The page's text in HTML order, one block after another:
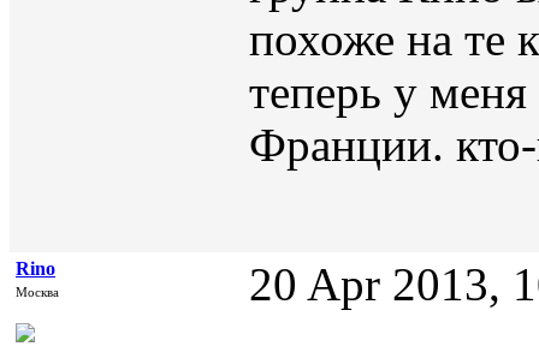
похоже на
теперь у
Франции.
Rino
Москва 20 Apr 2013,